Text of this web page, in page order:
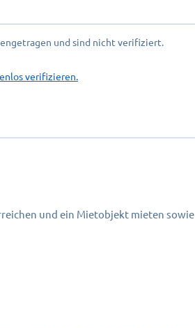
und sind nicht verifiziert.
verifizieren.
und ein Mietobjekt mieten sowie